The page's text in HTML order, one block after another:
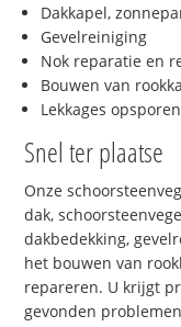
Dakkapel,
Gevelreiniging
Nok reparatie en
Bouwen van
Lekkages
Snel ter plaatse
Onze
dak,
dakbedekking,
het bouwen van
repareren. U krijgt
gevonden